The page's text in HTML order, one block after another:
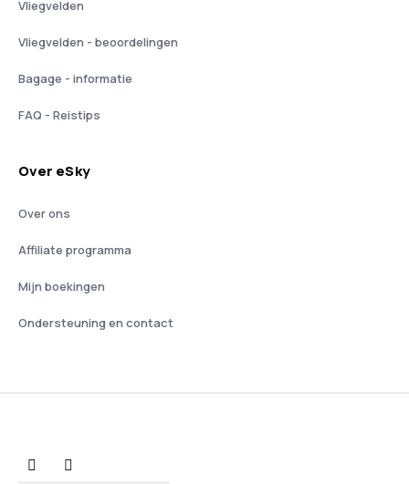
Vliegvelden
Vliegvelden - beoordelingen
Bagage - informatie
FAQ - Reistips
Over eSky
Over ons
Affiliate programma
Mijn boekingen
Ondersteuning en contact